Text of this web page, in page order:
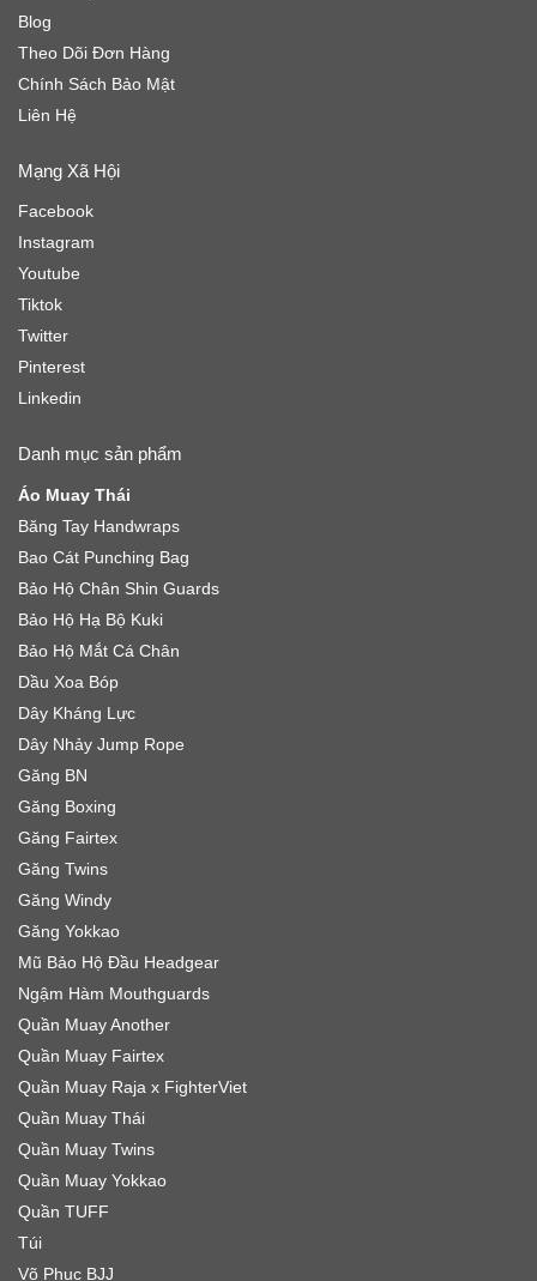
Blog
Theo Dõi Đơn Hàng
Chính Sách Bảo Mật
Liên Hệ
Mạng Xã Hội
Facebook
Instagram
Youtube
Tiktok
Twitter
Pinterest
Linkedin
Danh mục sản phẩm
Áo Muay Thái
Băng Tay Handwraps
Bao Cát Punching Bag
Bảo Hộ Chân Shin Guards
Bảo Hộ Hạ Bộ Kuki
Bảo Hộ Mắt Cá Chân
Dầu Xoa Bóp
Dây Kháng Lực
Dây Nhảy Jump Rope
Găng BN
Găng Boxing
Găng Fairtex
Găng Twins
Găng Windy
Găng Yokkao
Mũ Bảo Hộ Đầu Headgear
Ngậm Hàm Mouthguards
Quần Muay Another
Quần Muay Fairtex
Quần Muay Raja x FighterViet
Quần Muay Thái
Quần Muay Twins
Quần Muay Yokkao
Quần TUFF
Túi
Võ Phục BJJ